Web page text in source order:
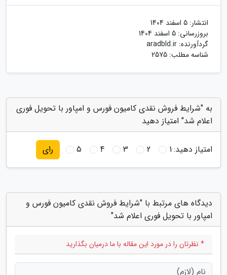
انتشار: 5 اسفند 1404
بروزرسانی: 5 اسفند 1404
گردآورنده: aradbld.ir
شناسه مطلب: 2575
به "شرایط فروش نقدی کامیون فورس و امپاور با تحویل فوری
اعلام شد" امتیاز دهید
امتیاز دهید:1
2
3
4
5 رای
دیدگاه های مرتبط با "شرایط فروش نقدی کامیون فورس و
امپاور با تحویل فوری اعلام شد"
* نظرتان را در مورد این مقاله با ما درمیان بگذارید